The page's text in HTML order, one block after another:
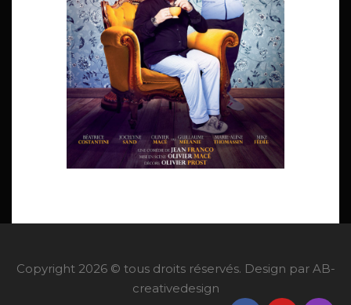
Copyright 2026 © tous droits réservés. Design par AB-
creativedesign